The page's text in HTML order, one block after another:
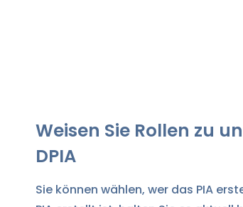
Weisen Sie Rollen zu
DPIA
Sie können wählen, wer das PIA